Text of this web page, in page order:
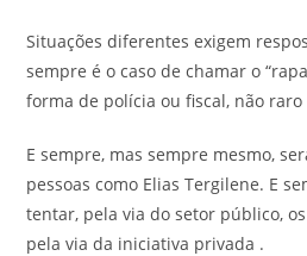
Situações diferentes exigem
sempre é o caso de chamar o
forma de polícia ou fiscal, não
E sempre, mas sempre mesmo,
pessoas como Elias Tergilene. E
tentar, pela via do setor público,
pela via da iniciativa privada .